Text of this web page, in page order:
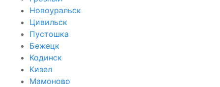
Новоуральск
Цивильск
Пустошка
Бежецк
Кодинск
Кизел
Мамоново